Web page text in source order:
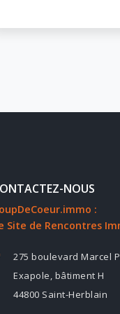
NOUS
:
Site de Rencontres
275 boulevard Marcel
Exapole, bâtiment H
44800 Saint-Herblain